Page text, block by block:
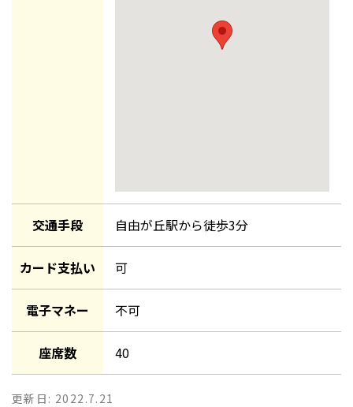
交通手段 自由が丘駅から徒歩3分
カード支払い 可
電子マネー 不可
座席数 40
更新日: 2022.7.21